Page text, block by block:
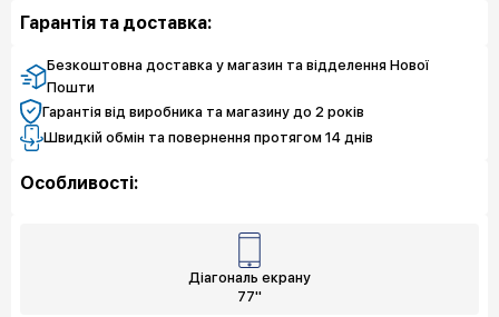
Гарантія та доставка:
Безкоштовна доставка у магазин та відделення Нової
Пошти
Гарантія від виробника та магазину до 2 років
Швидкій обмін та повернення протягом 14 днів
Особливості:
Діагональ екрану
77"